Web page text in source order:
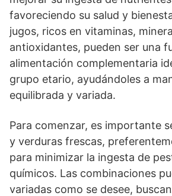
favoreciendo su salud y
jugos, ricos en vitaminas,
antioxidantes, pueden ser una
alimentación complementaria
grupo etario, ayudándoles a
equilibrada y variada.
Para comenzar, es importante
y verduras frescas,
para minimizar la ingesta de
químicos. Las combinaciones
variadas como se desee,